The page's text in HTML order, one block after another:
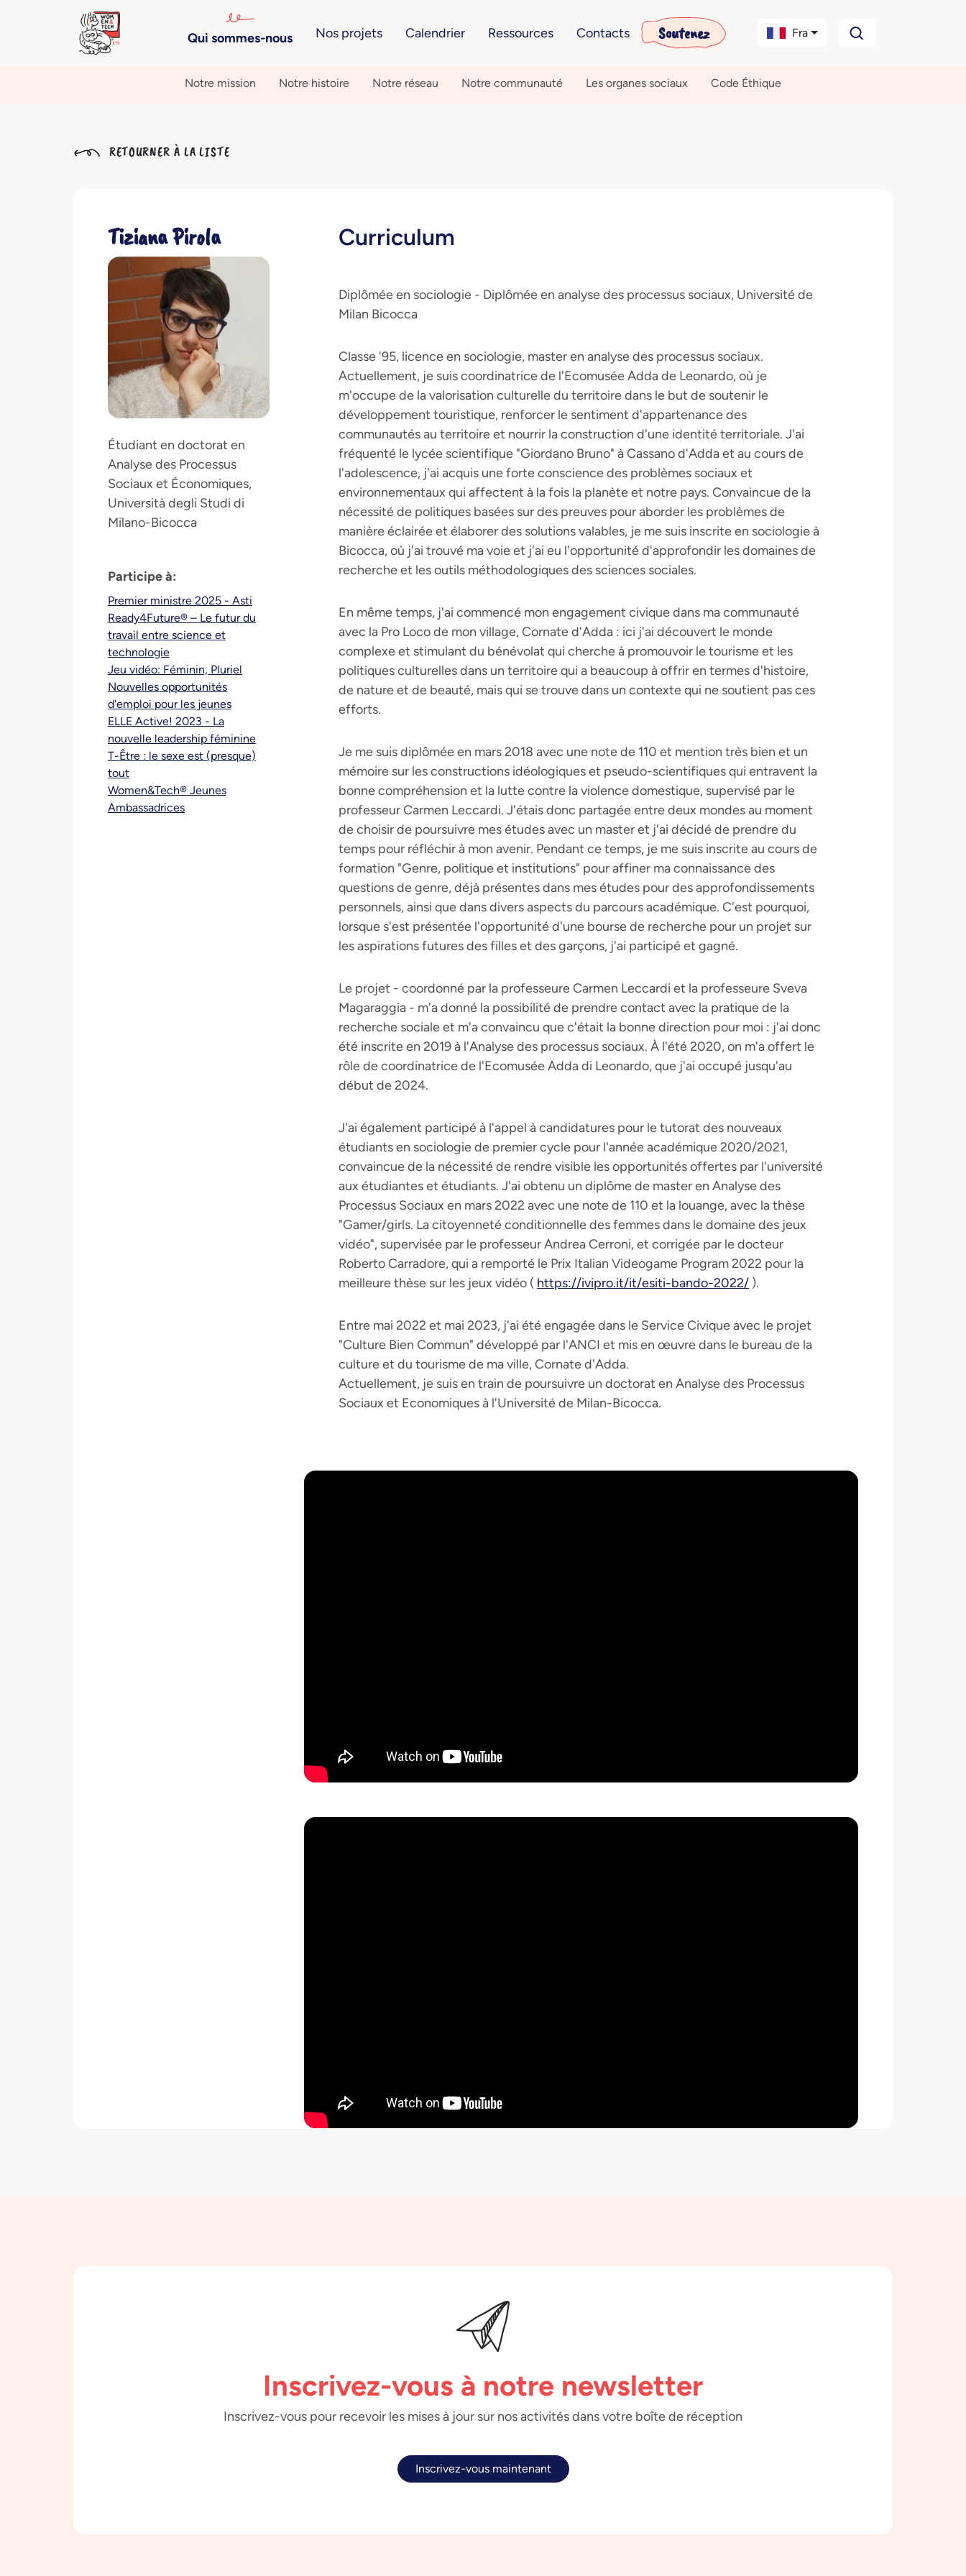
Qui sommes-nous Nos projets Calendrier Ressources Contacts Soutenez Fra
Notre mission Notre histoire Notre réseau Notre communauté Les organes sociaux Code Éthique
RETOURNER À LA LISTE
Tiziana Pirola
Étudiant en doctorat en
Analyse des Processus
Sociaux et Économiques,
Università degli Studi di
Milano-Bicocca
Participe à:
Premier ministre 2025 - Asti
Ready4Future® – Le futur du
travail entre science et
technologie
Jeu vidéo: Féminin, Pluriel
Nouvelles opportunités
d'emploi pour les jeunes
ELLE Active! 2023 - La
nouvelle leadership féminine
T-Être : le sexe est (presque)
tout
Women&Tech® Jeunes
Ambassadrices
Curriculum
Diplômée en sociologie - Diplômée en analyse des processus sociaux, Université de
Milan Bicocca
Classe '95, licence en sociologie, master en analyse des processus sociaux.
Actuellement, je suis coordinatrice de l'Ecomusée Adda de Leonardo, où je
m'occupe de la valorisation culturelle du territoire dans le but de soutenir le
développement touristique, renforcer le sentiment d'appartenance des
communautés au territoire et nourrir la construction d'une identité territoriale. J'ai
fréquenté le lycée scientifique "Giordano Bruno" à Cassano d'Adda et au cours de
l'adolescence, j'ai acquis une forte conscience des problèmes sociaux et
environnementaux qui affectent à la fois la planète et notre pays. Convaincue de la
nécessité de politiques basées sur des preuves pour aborder les problèmes de
manière éclairée et élaborer des solutions valables, je me suis inscrite en sociologie à
Bicocca, où j'ai trouvé ma voie et j'ai eu l'opportunité d'approfondir les domaines de
recherche et les outils méthodologiques des sciences sociales.
En même temps, j'ai commencé mon engagement civique dans ma communauté
avec la Pro Loco de mon village, Cornate d'Adda : ici j'ai découvert le monde
complexe et stimulant du bénévolat qui cherche à promouvoir le tourisme et les
politiques culturelles dans un territoire qui a beaucoup à offrir en termes d'histoire,
de nature et de beauté, mais qui se trouve dans un contexte qui ne soutient pas ces
efforts.
Je me suis diplômée en mars 2018 avec une note de 110 et mention très bien et un
mémoire sur les constructions idéologiques et pseudo-scientifiques qui entravent la
bonne compréhension et la lutte contre la violence domestique, supervisé par le
professeur Carmen Leccardi. J'étais donc partagée entre deux mondes au moment
de choisir de poursuivre mes études avec un master et j'ai décidé de prendre du
temps pour réfléchir à mon avenir. Pendant ce temps, je me suis inscrite au cours de
formation "Genre, politique et institutions" pour affiner ma connaissance des
questions de genre, déjà présentes dans mes études pour des approfondissements
personnels, ainsi que dans divers aspects du parcours académique. C'est pourquoi,
lorsque s'est présentée l'opportunité d'une bourse de recherche pour un projet sur
les aspirations futures des filles et des garçons, j'ai participé et gagné.
Le projet - coordonné par la professeure Carmen Leccardi et la professeure Sveva
Magaraggia - m'a donné la possibilité de prendre contact avec la pratique de la
recherche sociale et m'a convaincu que c'était la bonne direction pour moi : j'ai donc
été inscrite en 2019 à l'Analyse des processus sociaux. À l'été 2020, on m'a offert le
rôle de coordinatrice de l'Ecomusée Adda di Leonardo, que j'ai occupé jusqu'au
début de 2024.
J'ai également participé à l'appel à candidatures pour le tutorat des nouveaux
étudiants en sociologie de premier cycle pour l'année académique 2020/2021,
convaincue de la nécessité de rendre visible les opportunités offertes par l'université
aux étudiantes et étudiants. J'ai obtenu un diplôme de master en Analyse des
Processus Sociaux en mars 2022 avec une note de 110 et la louange, avec la thèse
"Gamer/girls. La citoyenneté conditionnelle des femmes dans le domaine des jeux
vidéo", supervisée par le professeur Andrea Cerroni, et corrigée par le docteur
Roberto Carradore, qui a remporté le Prix Italian Videogame Program 2022 pour la
meilleure thèse sur les jeux vidéo ( https://ivipro.it/it/esiti-bando-2022/ ).
Entre mai 2022 et mai 2023, j'ai été engagée dans le Service Civique avec le projet
"Culture Bien Commun" développé par l'ANCI et mis en œuvre dans le bureau de la
culture et du tourisme de ma ville, Cornate d'Adda.
Actuellement, je suis en train de poursuivre un doctorat en Analyse des Processus
Sociaux et Economiques à l'Université de Milan-Bicocca.
Inscrivez-vous à notre newsletter
Inscrivez-vous pour recevoir les mises à jour sur nos activités dans votre boîte de réception
Inscrivez-vous maintenant